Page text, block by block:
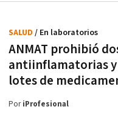
ANMAT prohibió
antiinflamatorias y
lotes de
SALUD / En laboratorios
PoriProfesional